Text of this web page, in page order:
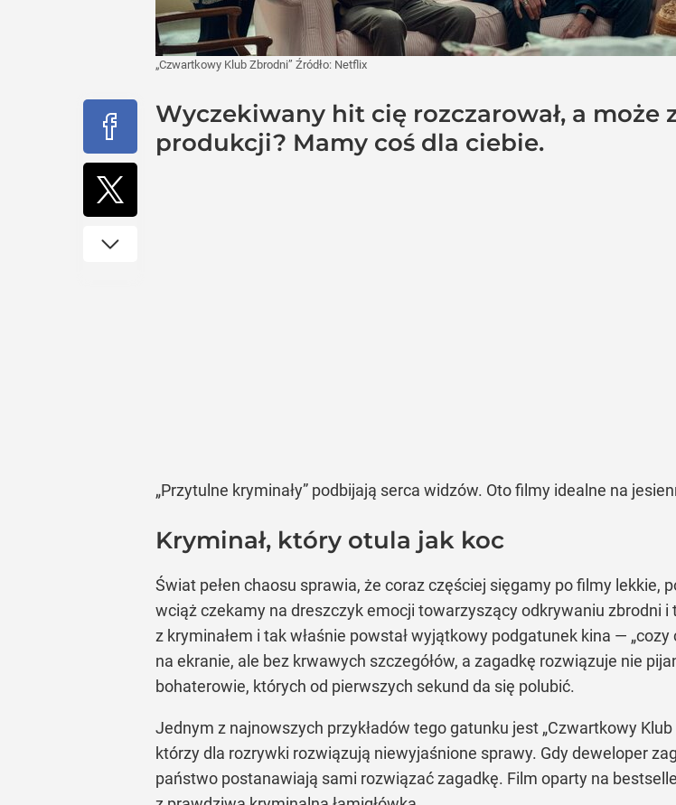
„Czwartkowy Klub Zbrodni” Źródło: Netflix
Wyczekiwany hit cię rozczarował, a może
produkcji? Mamy coś dla ciebie.
„Przytulne kryminały” podbijają serca widzów. Oto filmy idealne na
Kryminał, który otula jak koc
Świat pełen chaosu sprawia, że coraz częściej sięgamy po filmy
wciąż czekamy na dreszczyk emocji towarzyszący odkrywaniu zbrodni i
z kryminałem i tak właśnie powstał wyjątkowy podgatunek kina —
na ekranie, ale bez krwawych szczegółów, a zagadkę rozwiązuje nie
bohaterowie, których od pierwszych sekund da się polubić.
Jednym z najnowszych przykładów tego gatunku jest „Czwartkowy
którzy dla rozrywki rozwiązują niewyjaśnione sprawy. Gdy deweloper
państwo postanawiają sami rozwiązać zagadkę. Film oparty na